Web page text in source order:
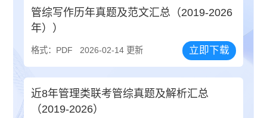
管综写作历年真题及范文汇总（2019-2026
年））
格式：PDF 2026-02-14 更新 立即下载
近8年管理类联考管综真题及解析汇总
（2019-2026）